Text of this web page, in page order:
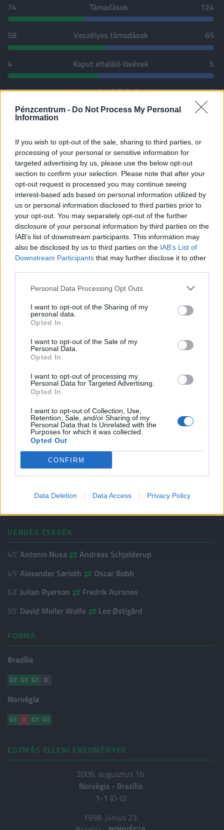
Pénzcentrum - Do Not Process My Personal
Information
If you wish to opt-out of the sale, sharing to third parties, or
processing of your personal or sensitive information for
targeted advertising by us, please use the below opt-out
section to confirm your selection. Please note that after your
opt-out request is processed you may continue seeing
interest-based ads based on personal information utilized by
us or personal information disclosed to third parties prior to
your opt-out. You may separately opt-out of the further
disclosure of your personal information by third parties on the
IAB’s list of downstream participants. This information may
also be disclosed by us to third parties on the IAB’s List of
Downstream Participants that may further disclose it to other
Personal Data Processing Opt Outs
I want to opt-out of the Sharing of my
personal data.
Opted In
I want to opt-out of the Sale of my
Personal Data.
Opted In
I want to opt-out of processing my
Personal Data for Targeted Advertising.
Opted In
I want to opt-out of Collection, Use,
Retention, Sale, and/or Sharing of my
Personal Data that Is Unrelated with the
Purposes for which it was collected.
Opted Out
CONFIRM
Data Deletion Data Access Privacy Policy
74 Támadások 124
58 Veszélyes támadások 65
4 Kaput eltaláló lövések 5
6 Kaput elkerülő lövések 3
Sárga lapok
Piros lapok
Büntetők
Blokkolt lövések
HAZAI GÓLSZERZŐK
Neymar Da Silva Santos Júnior(11-es)
HAZAI CSERÉK
⇄
Rayan Vitor Simplício Rocha
Danilo Dos Santos De
Gabriel Martinelli⇄Neymar Da Silva Santos Júnior
HAZAI SÁRGA LAPOK
Neymar Da Silva Santos Júnior
VENDÉG GÓLSZERZŐK
Erling Haaland
VENDÉG CSERÉK
45' Antonio Nusa ⇄Andreas Schjelderup
45' Alexander Sørloth ⇄ Oscar Bobb
63' Julian Ryerson ⇄ Fredrik Aursnes
95' David Moller Wolfe ⇄ Leo Østigård
FORMA
Brazília
GY GY GY D
Norvégia
GY V GY GY
EGYMÁS ELLENI EREDMÉNYEK
2006. augusztus 16.
Norvégia - Brazília
1-1 (0-0)
1998. június 23.